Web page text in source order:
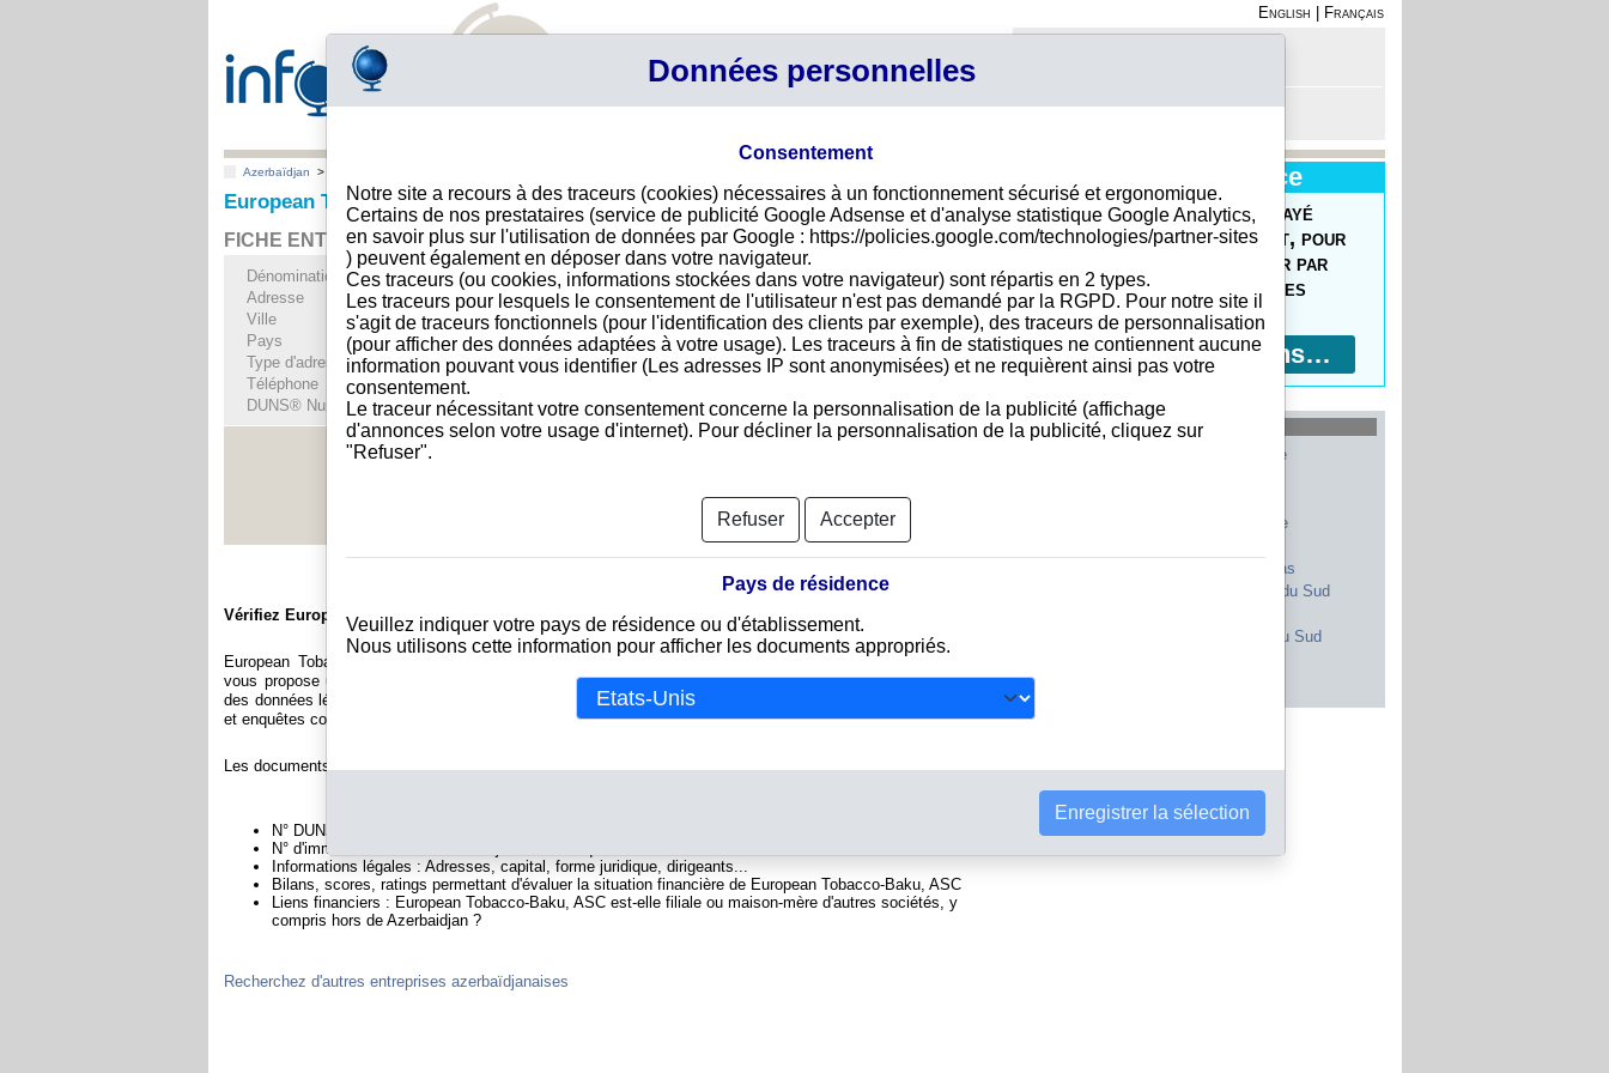
English
Français
Azerbaïdjan >
European Tobacco-Baku, ASC, Baku
FICHE ENTREPRISE
Dénomination
European Tobacco-Baku, ASC
Adresse
21 1st Kondelen str.
Ville
Baku- AZ1031
Pays
Azerbaïdjan
Type d'adresse
Adresse unique
Téléphone
+994 12-------
DUNS® Number
49-------
Vérifiez European Tobacco-Baku, ASC
European Tobacco-Baku, ASC est immatriculée au registre du commerce azerbaïdjanais. Info-clipper.com
vous propose une large gamme de documents et de rapports contenant d'une part des informations issues
des données légales permettant notamment de constituer l'équivalent d'un Kbis et d'autres part des analyses
et enquêtes commerciales permettant d'évaluer la fiabilité et la solvabilité de cette entreprise.
Les documents sur European Tobacco-Baku, ASC contiennent des informations telles que :
N° DUNS : Ce N° est un SIRET international permettant d'identifier chaque société
N° d'immatriculation en Azerbaidjan : C'est l'équivalent du SIREN
Informations légales : Adresses, capital, forme juridique, dirigeants...
Bilans, scores, ratings permettant d'évaluer la situation financière de European Tobacco-Baku, ASC
Liens financiers : European Tobacco-Baku, ASC est-elle filiale ou maison-mère d'autres sociétés, y
compris hors de Azerbaidjan ?
Recherchez d'autres entreprises azerbaïdjanaises
Nouveau Service
Découvrez le Forfait Prépayé
Pour commander facilement, pour
des prix réduits, pour payer par
virement bancaire, 10 devises
acceptées !
Plus d'informations…
Pays les plus recherchés
Belgique
Espagne
Pays-Bas
Afrique du Sud
Corée du Sud
Données personnelles
Consentement
Notre site a recours à des traceurs (cookies) nécessaires à un fonctionnement sécurisé et ergonomique.
Certains de nos prestataires (service de publicité Google Adsense et d'analyse statistique Google Analytics,
en savoir plus sur l'utilisation de données par Google : https://policies.google.com/technologies/partner-sites
) peuvent également en déposer dans votre navigateur.
Ces traceurs (ou cookies, informations stockées dans votre navigateur) sont répartis en 2 types.
Les traceurs pour lesquels le consentement de l'utilisateur n'est pas demandé par la RGPD. Pour notre site il
s'agit de traceurs fonctionnels (pour l'identification des clients par exemple), des traceurs de personnalisation
(pour afficher des données adaptées à votre usage). Les traceurs à fin de statistiques ne contiennent aucune
information pouvant vous identifier (Les adresses IP sont anonymisées) et ne requièrent ainsi pas votre
consentement.
Le traceur nécessitant votre consentement concerne la personnalisation de la publicité (affichage
d'annonces selon votre usage d'internet). Pour décliner la personnalisation de la publicité, cliquez sur
"Refuser".
Refuser Accepter
Pays de résidence
Veuillez indiquer votre pays de résidence ou d'établissement.
Nous utilisons cette information pour afficher les documents appropriés.
Enregistrer la sélection